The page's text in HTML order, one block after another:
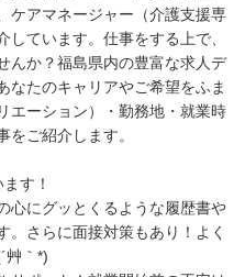
ケアマネージャー（介護支援専
ています。仕事をする上で、
んか？福島県内の豊富な求人デ
なたのキャリアやご希望をふま
エーション）・勤務地・就業時
をご紹介します。
す！
心にグッとくるような履歴書や
。さらに面接対策もあり！よく
艸｀*)